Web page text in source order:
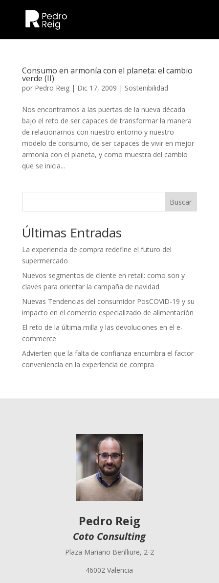
Consumo en armonía con el planeta: el cambio
verde (II)
por Pedro Reig| Dic 17, 2009 | Sostenibilidad
Nos encontramos a las puertas de la nueva década
bajo el reto de ser capaces de transformar la manera
de relacionarnos con nuestro entorno y nuestro
modelo de consumo, de ser capaces de vivir en mejor
armonía con el planeta, y como muestra del cambio
que se inicia...
Buscar
Últimas Entradas
La experiencia de compra redefine el futuro del
supermercado
Nuevos segmentos de cliente en retail: como son y
claves para orientar la campaña de navidad
Nuevas Tendencias del consumidor PosCOViD-19 y su
impacto en el comercio especializado de alimentación
El reto de la última milla y las devoluciones en el e-
commerce
Advierten que la falta de confianza encumbra el factor
conveniencia en la experiencia de compra
Pedro Reig
Coto Consulting
Plaza Mariano Benlliure, 2-2
46002 Valencia